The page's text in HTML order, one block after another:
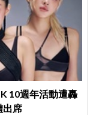
10週年活動遭轟
出席